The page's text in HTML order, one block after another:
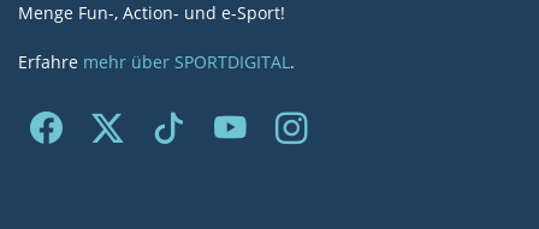
Menge Fun-, Action- und e-Sport!
Erfahre mehr über SPORTDIGITAL.